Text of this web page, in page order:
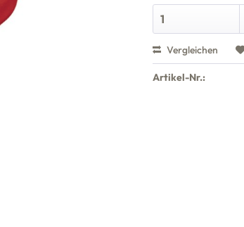
Vergleichen
Artikel-Nr.: